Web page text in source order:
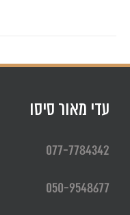
עדי מאור סיסו
077-7784342
050-9548677